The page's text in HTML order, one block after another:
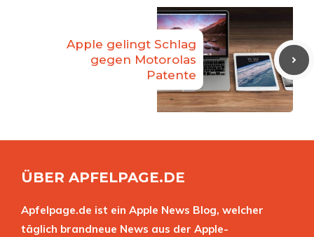
Apple gelingt Schlag
gegen Motorolas
Patente
ÜBER APFELPAGE.DE
Apfelpage.de ist ein Apple News Blog, welcher
täglich brandneue News aus der Apple-